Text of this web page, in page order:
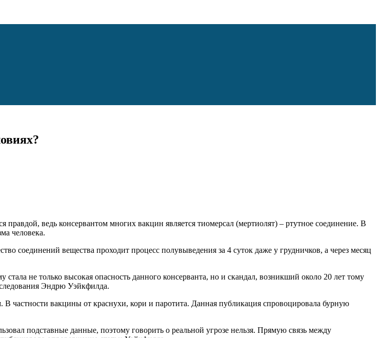
правдой, ведь консервантом многих вакцин является тиомерсал (мертиолят) – ртутное соединение. В
человека.
соединений вещества проходит процесс полувыведения за 4 суток даже у грудничков, а через месяц
не только высокая опасность данного консерванта, но и скандал, возникший около 20 лет тому
Эндрю Уэйкфилда.
В частности вакцины от краснухи, кори и паротита. Данная публикация спровоцировала бурную
подставные данные, поэтому говорить о реальной угрозе нельзя. Прямую связь между